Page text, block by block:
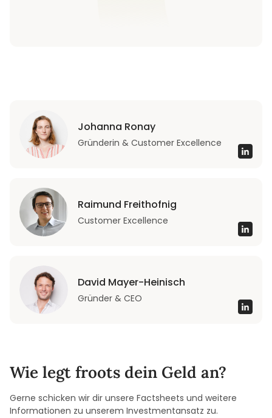
Johanna Ronay
Gründerin & Customer Excellence
Raimund Freithofnig
Customer Excellence
David Mayer-Heinisch
Gründer & CEO
Wie legt froots dein Geld an?
Gerne schicken wir dir unsere Factsheets und weitere
Informationen zu unserem Investmentansatz zu.